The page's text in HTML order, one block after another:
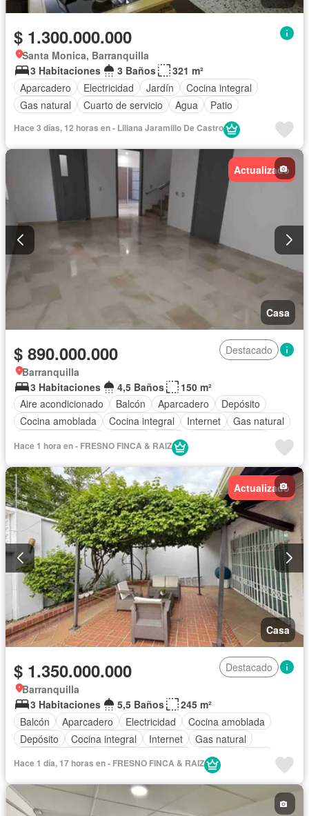
$ 1.300.000.000
Santa Monica, Barranquilla
3 Habitaciones
3 Baños
321 m²
Aparcadero
Electricidad Jardín
Cocina integral
Gas natural
Cuarto de servicio Agua Patio
Hace 3 días, 12 horas en - Liliana Jaramillo De Castro
Actualizado
Casa
$ 890.000.000
Destacado
Barranquilla
3 Habitaciones
4,5 Baños
150 m²
Aire acondicionado
Balcón Aparcadero
Depósito
Cocina amoblada
Cocina integral Internet
Gas natural
Agua
Acceso para personas con discapacidad
Área infantil
Caseta de vigilancia
Estudio
Seguridad privada
Piscina Wifi
Barbecue
Permite mascotas
Permite niños
Hace 1 hora en - FRESNO FINCA & RAIZ
Actualizado
Casa
$ 1.350.000.000
Destacado
Barranquilla
3 Habitaciones
5,5 Baños
245 m²
Balcón
Aparcadero Electricidad
Cocina amoblada
Depósito
Cocina integral Internet
Gas natural
Terraza
Vigilante
Acceso para personas con discapacidad
Jardín
Barbecue
Caseta de vigilancia
Hace 1 día, 17 horas en - FRESNO FINCA & RAIZ